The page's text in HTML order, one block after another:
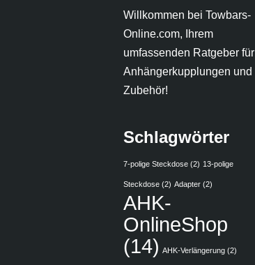
Willkommen bei Towbars-
Online.com, Ihrem
umfassenden Ratgeber für
Anhängerkupplungen und
Zubehör!
Schlagwörter
7-polige Steckdose (2) 13-polige
Steckdose (2) Adapter (2)
AHK-
OnlineShop
(14) AHK-Verlängerung (2)